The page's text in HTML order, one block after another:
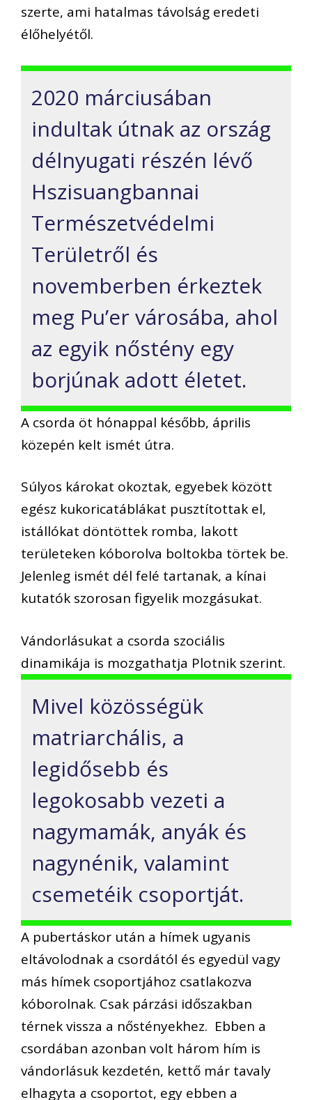
szerte, ami hatalmas távolság eredeti
élőhelyétől.
2020 márciusában
indultak útnak az ország
délnyugati részén lévő
Hszisuangbannai
Természetvédelmi
Területről és
novemberben érkeztek
meg Pu’er városába, ahol
az egyik nőstény egy
borjúnak adott életet.
A csorda öt hónappal később, április
közepén kelt ismét útra.
Súlyos károkat okoztak, egyebek között
egész kukoricatáblákat pusztítottak el,
istállókat döntöttek romba, lakott
területeken kóborolva boltokba törtek be.
Jelenleg ismét dél felé tartanak, a kínai
kutatók szorosan figyelik mozgásukat.
Vándorlásukat a csorda szociális
dinamikája is mozgathatja Plotnik szerint.
Mivel közösségük
matriarchális, a
legidősebb és
legokosabb vezeti a
nagymamák, anyák és
nagynénik, valamint
csemetéik csoportját.
A pubertáskor után a hímek ugyanis
eltávolodnak a csordától és egyedül vagy
más hímek csoportjához csatlakozva
kóborolnak. Csak párzási időszakban
térnek vissza a nőstényekhez. Ebben a
csordában azonban volt három hím is
vándorlásuk kezdetén, kettő már tavaly
elhagyta a csoportot, egy ebben a